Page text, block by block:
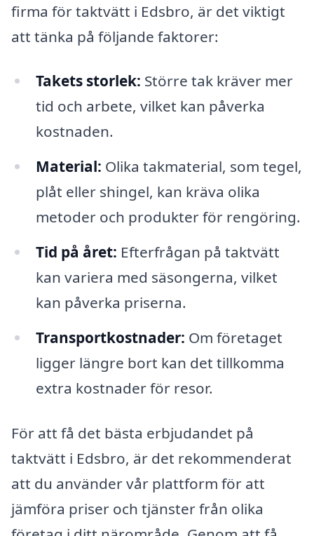
firma för taktvätt i Edsbro, är det viktigt
att tänka på följande faktorer:
Takets storlek: Större tak kräver mer
tid och arbete, vilket kan påverka
kostnaden.
Material: Olika takmaterial, som tegel,
plåt eller shingel, kan kräva olika
metoder och produkter för rengöring.
Tid på året: Efterfrågan på taktvätt
kan variera med säsongerna, vilket
kan påverka priserna.
Transportkostnader: Om företaget
ligger längre bort kan det tillkomma
extra kostnader för resor.
För att få det bästa erbjudandet på
taktvätt i Edsbro, är det rekommenderat
att du använder vår plattform för att
jämföra priser och tjänster från olika